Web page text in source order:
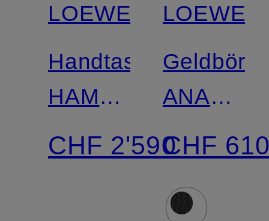
LOEWE
Handtasche
HAMMOCK
SMALL
CHF 2'590
LOEWE
SMALL
CHF